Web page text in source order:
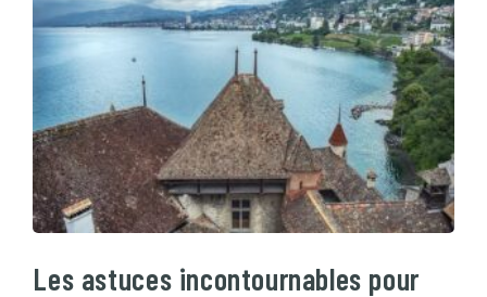
Les astuces incontournables pour